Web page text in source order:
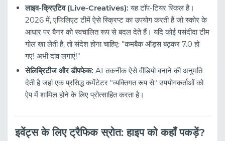
लाइव-क्रिएटिव (Live-Creatives): यह टॉप-टियर स्किल है।
2026 में, एफिलिएट टीमें ऐसे स्क्रिप्ट का उपयोग करती हैं जो स्कोर के
आधार पर बैनर को स्वचालित रूप से बदल देते हैं। यदि कोई पसंदीदा टीम
गोल खा लेती है, तो संदेश होना चाहिए: "कमबैक ऑड्स बढ़कर 7.0 हो
गए! अभी दांव लगाएं!"
सेलिब्रिटीज और डीपफेक: AI तकनीक ऐसे वीडियो बनाने की अनुमति
देती है जहां एक प्रसिद्ध कमेंटेटर "व्यक्तिगत रूप से" उपयोगकर्ताओं को
ऐप में शामिल होने के लिए प्रोत्साहित करता है।
इवेंट्स के लिए ट्रैफिक स्रोत: हाइप को कहाँ पकड़ें?